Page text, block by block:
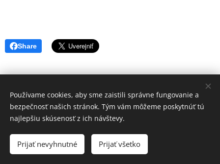
Share
© 2022 Všetky práva vyhradené
AST spol. s.r.o.
Cookies
Používame cookies, aby sme zaistili správne fungovanie a
bezpečnosť našich stránok. Tým vám môžeme poskytnúť tú
najlepšiu skúsenosť z ich návštevy.
Prijať nevyhnutné Prijať všetko